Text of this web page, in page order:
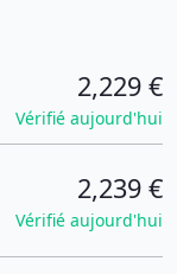
2,229 €
Vérifié aujourd'hui
2,239 €
Vérifié aujourd'hui